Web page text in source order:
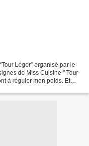
Léger” organisé par le
de Miss Cuisine " Tour
à réguler mon poids. Et